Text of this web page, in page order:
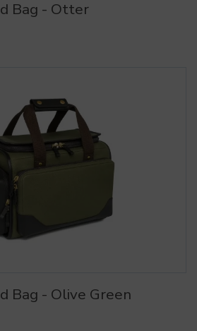
Bag - Otter
Bag - Olive Green